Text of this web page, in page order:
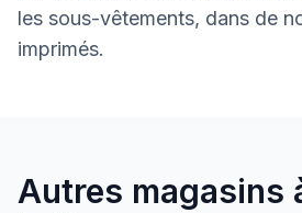
les sous-vêtements, dans de
imprimés.
Autres magasins